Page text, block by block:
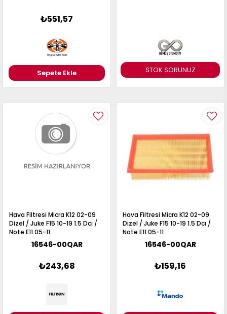
₺551,57
Sepete Ekle STOK SORUNUZ
Hava Filtresi Micra K12 02-09
Dizel / Juke F15 10-19 1.5 Dcı /
Note E11 05-11
16546-00QAR
₺243,68
Hava Filtresi Micra K12 02-09
Dizel / Juke F15 10-19 1.5 Dcı /
Note E11 05-11
16546-00QAR
₺159,16